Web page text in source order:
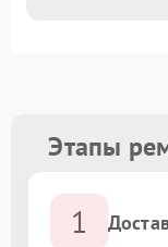
Этапы
1